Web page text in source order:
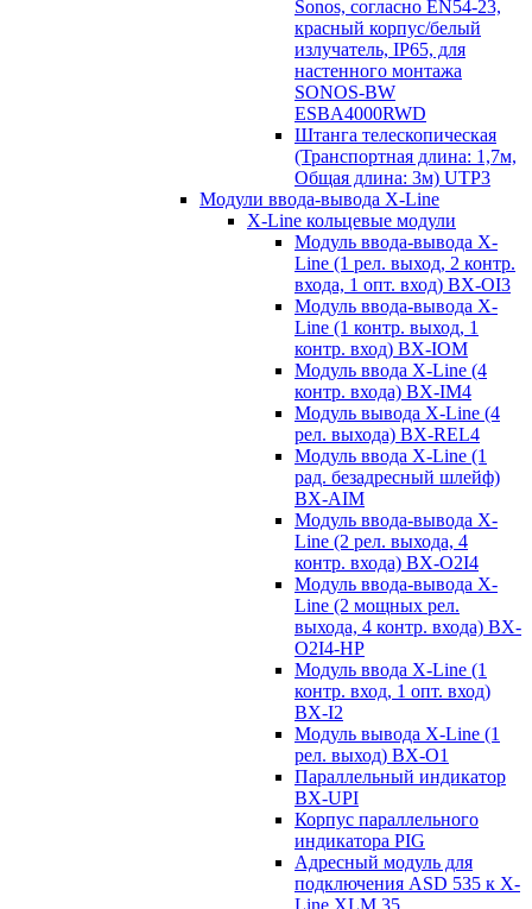
Sonos, согласно EN54-23,
красный корпус/белый
излучатель, IP65, для
настенного монтажа
SONOS-BW
ESBA4000RWD
Штанга телескопическая
(Транспортная длина: 1,7м,
Общая длина: 3м) UTP3
Модули ввода-вывода X-Line
X-Line кольцевые модули
Модуль ввода-вывода X-
Line (1 рел. выход, 2 контр.
входа, 1 опт. вход) BX-OI3
Модуль ввода-вывода X-
Line (1 контр. выход, 1
контр. вход) BX-IOM
Модуль ввода X-Line (4
контр. входа) BX-IM4
Модуль вывода X-Line (4
рел. выхода) BX-REL4
Модуль ввода X-Line (1
рад. безадресный шлейф)
BX-AIM
Модуль ввода-вывода X-
Line (2 рел. выхода, 4
контр. входа) BX-O2I4
Модуль ввода-вывода X-
Line (2 мощных рел.
выхода, 4 контр. входа) BX-
O2I4-HP
Модуль ввода X-Line (1
контр. вход, 1 опт. вход)
BX-I2
Модуль вывода X-Line (1
рел. выход) BX-O1
Параллельный индикатор
BX-UPI
Корпус параллельного
индикатора PIG
Адресный модуль для
подключения ASD 535 к X-
Line XLM 35